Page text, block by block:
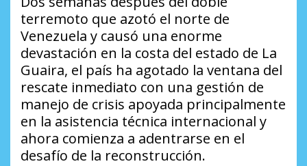
terremoto que azotó el norte de
Venezuela y causó una enorme
devastación en la costa del estado de La
Guaira, el país ha agotado la ventana del
rescate inmediato con una gestión de
manejo de crisis apoyada principalmente
en la asistencia técnica internacional y
ahora comienza a adentrarse en el
desafío de la reconstrucción.